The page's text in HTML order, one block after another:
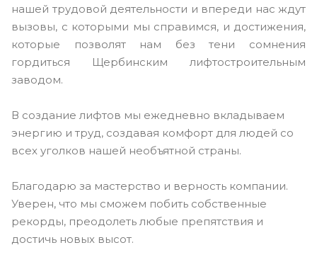
нашей трудовой деятельности и впереди нас ждут
вызовы, с которыми мы справимся, и достижения,
которые позволят нам без тени сомнения
гордиться Щербинским лифтостроительным
заводом.
В создание лифтов мы ежедневно вкладываем
энергию и труд, создавая комфорт для людей со
всех уголков нашей необъятной страны.
Благодарю за мастерство и верность компании.
Уверен, что мы сможем побить собственные
рекорды, преодолеть любые препятствия и
достичь новых высот.